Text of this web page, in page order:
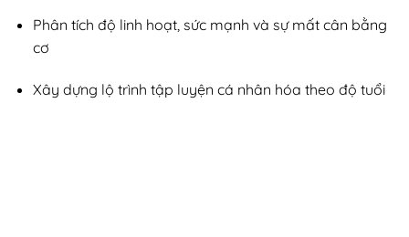
Phân tích độ linh hoạt, sức mạnh và sự mất cân bằng
cơ
Xây dựng lộ trình tập luyện cá nhân hóa theo độ tuổi